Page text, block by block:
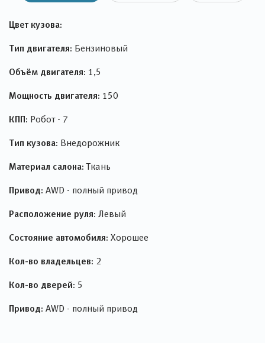
Цвет кузова:
Тип двигателя: Бензиновый
Объём двигателя: 1,5
Мощность двигателя: 150
КПП: Робот - 7
Тип кузова: Внедорожник
Материал салона: Ткань
Привод: AWD - полный привод
Расположение руля: Левый
Состояние автомобиля: Хорошее
Кол-во владельцев: 2
Кол-во дверей: 5
Привод: AWD - полный привод